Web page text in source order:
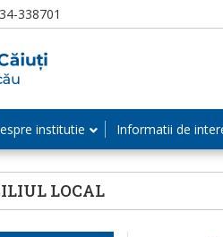
338701
institutie Informatii de
LOCAL